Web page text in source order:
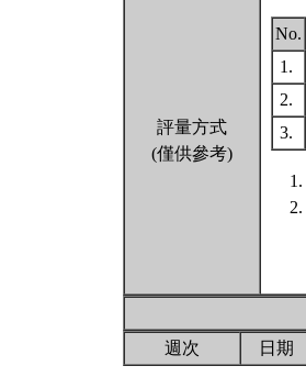
評量方式
(僅供參考)
No.
1.
2.
3.
週次 日期